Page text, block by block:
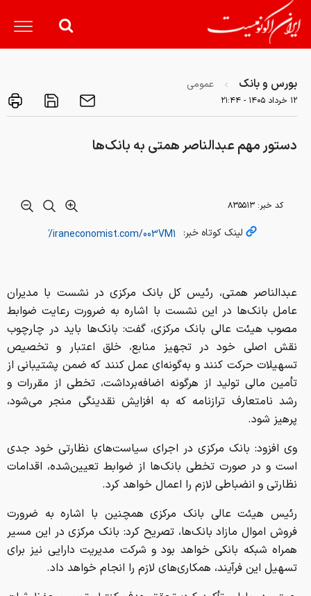
بورس و بانک عمومی
۱۲ خرداد ۱۴۰۵ - ۲۱:۴۴
دستور مهم عبدالناصر همتی به بانک‌ها
کد خبر: ۸۳۵۵۱۳
لینک کوتاه خبر:
عبدالناصر همتی، رئیس کل بانک مرکزی در نشست با مدیران
عامل بانک‌ها در این نشست با اشاره به ضرورت رعایت ضوابط
مصوب هیئت عالی بانک مرکزی، گفت: بانک‌ها باید در چارچوب
نقش اصلی خود در تجهیز منابع، خلق اعتبار و تخصیص
تسهیلات حرکت کنند و به‌گونه‌ای عمل کنند که ضمن پشتیبانی از
تأمین مالی تولید از هرگونه اضافه‌برداشت، تخطی از مقررات و
رشد نامتعارف ترازنامه که به افزایش نقدینگی منجر می‌شود،
پرهیز شود.
وی افزود: بانک مرکزی در اجرای سیاست‌های نظارتی خود جدی
است و در صورت تخطی بانک‌ها از ضوابط تعیین‌شده، اقدامات
نظارتی و انضباطی لازم را اعمال خواهد کرد.
رئیس هیئت عالی بانک مرکزی همچنین با اشاره به ضرورت
فروش اموال مازاد بانک‌ها، تصریح کرد: بانک مرکزی در این مسیر
همراه شبکه بانکی خواهد بود و شرکت مدیریت دارایی نیز برای
تسهیل این فرآیند، همکاری‌های لازم را انجام خواهد داد.